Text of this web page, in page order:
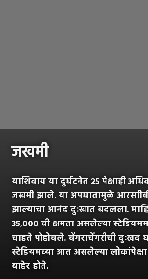
जखमी
याशिवाय या दुर्घटनेत २५ पेक्षाही
जखमी झाले. या अपघातामुळे
झाल्याचा आनंद दुःखात बदलला.
३५,००० ची क्षमता असलेल्या
चाहते पोहोचले. चेंगराचेंगरीची दुःखद
स्टेडियमच्या आत असलेल्या
बाहेर होते.